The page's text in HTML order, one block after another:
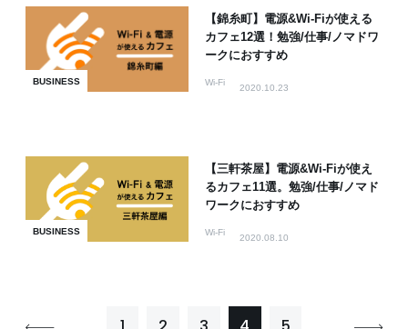
BUSINESS
【錦糸町】電源&Wi-Fiが使える
カフェ12選！勉強/仕事/ノマドワ
ークにおすすめ
Wi-Fi
2020.10.23
BUSINESS
【三軒茶屋】電源&Wi-Fiが使え
るカフェ11選。勉強/仕事/ノマド
ワークにおすすめ
Wi-Fi
2020.08.10